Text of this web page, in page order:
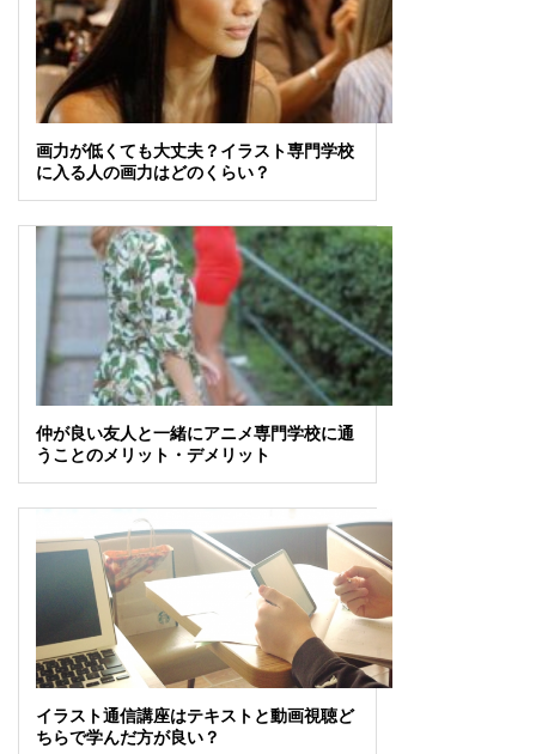
画力が低くても大丈夫？イラスト専門学校
に入る人の画力はどのくらい？
仲が良い友人と一緒にアニメ専門学校に通
うことのメリット・デメリット
イラスト通信講座はテキストと動画視聴ど
ちらで学んだ方が良い？